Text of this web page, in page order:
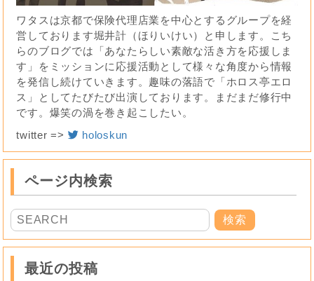
ワタスは京都で保険代理店業を中心とするグループを経
営しております堀井計（ほりいけい）と申します。こち
らのブログでは「あなたらしい素敵な活き方を応援しま
す」をミッションに応援活動として様々な角度から情報
を発信し続けていきます。趣味の落語で「ホロス亭エロ
ス」としてたびたび出演しております。まだまだ修行中
です。爆笑の渦を巻き起こしたい。
twitter =>
holoskun
ページ内検索
最近の投稿